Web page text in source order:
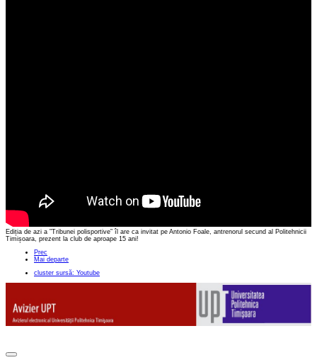
Ediția de azi a ”Tribunei polisportive” îl are ca invitat pe Antonio Foale, antrenorul secund al Politehnicii
Timișoara, prezent la club de aproape 15 ani!
Prec
Mai departe
cluster sursă: Youtube